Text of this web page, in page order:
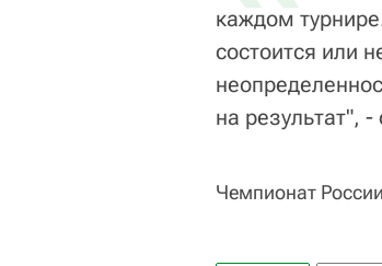
каждом
состоится или
на результат",
Чемпионат